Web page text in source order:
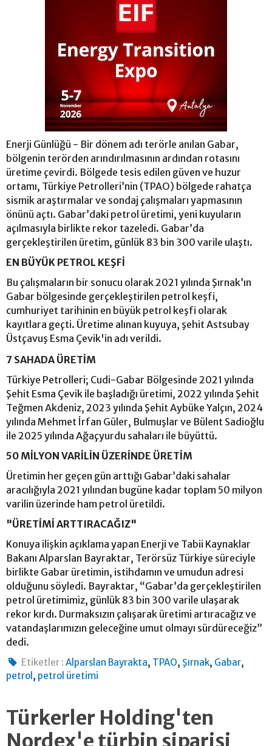
Enerji Günlüğü - Bir dönem adı terörle anılan Gabar,
bölgenin terörden arındırılmasının ardından rotasını
üretime çevirdi. Bölgede tesis edilen güven ve huzur
ortamı, Türkiye Petrolleri’nin (TPAO) bölgede rahatça
sismik araştırmalar ve sondaj çalışmaları yapmasının
önünü açtı. Gabar’daki petrol üretimi, yeni kuyuların
açılmasıyla birlikte rekor tazeledi. Gabar’da
gerçekleştirilen üretim, günlük 83 bin 300 varile ulaştı.
EN BÜYÜK PETROL KEŞFİ
Bu çalışmaların bir sonucu olarak 2021 yılında Şırnak’ın
Gabar bölgesinde gerçekleştirilen petrol keşfi,
cumhuriyet tarihinin en büyük petrol keşfi olarak
kayıtlara geçti. Üretime alınan kuyuya, şehit Astsubay
Üstçavuş Esma Çevik'in adı verildi.
7 SAHADA ÜRETİM
Türkiye Petrolleri; Cudi-Gabar Bölgesinde 2021 yılında
Şehit Esma Çevik ile başladığı üretimi, 2022 yılında Şehit
Teğmen Akdeniz, 2023 yılında Şehit Aybüke Yalçın, 2024
yılında Mehmet İrfan Güler, Bulmuşlar ve Bülent Sadioğlu
ile 2025 yılında Ağaçyurdu sahaları ile büyüttü.
50 MİLYON VARİLİN ÜZERİNDE ÜRETİM
Üretimin her geçen gün arttığı Gabar’daki sahalar
aracılığıyla 2021 yılından bugüne kadar toplam 50 milyon
varilin üzerinde ham petrol üretildi.
"ÜRETİMİ ARTTIRACAĞIZ"
Konuya ilişkin açıklama yapan Enerji ve Tabii Kaynaklar
Bakanı Alparslan Bayraktar, Terörsüz Türkiye süreciyle
birlikte Gabar üretimin, istihdamın ve umudun adresi
olduğunu söyledi. Bayraktar, “Gabar’da gerçekleştirilen
petrol üretimimiz, günlük 83 bin 300 varile ulaşarak
rekor kırdı. Durmaksızın çalışarak üretimi artıracağız ve
vatandaşlarımızın geleceğine umut olmayı sürdüreceğiz”
dedi.
Etiketler : Alparslan Bayrakta, TPAO, Şırnak, Gabar,
petrol , petrol üretimi
Türkerler Holding'ten